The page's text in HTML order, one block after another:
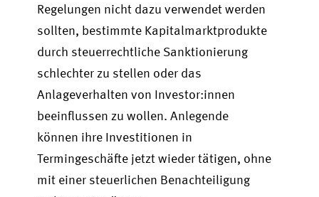
Regelungen nicht dazu verwendet werden
sollten, bestimmte Kapitalmarktprodukte
durch steuerrechtliche Sanktionierung
schlechter zu stellen oder das
Anlageverhalten von Investor:innen
beeinflussen zu wollen. Anlegende
können ihre Investitionen in
Termingeschäfte jetzt wieder tätigen, ohne
mit einer steuerlichen Benachteiligung